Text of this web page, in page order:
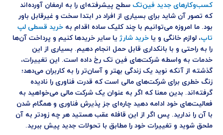
کسب‌وکارهای جدید فین‌تک سطح پیشرفته‌ای را به ارمغان آورده‌اند
که تصور آن شاید برای بسیاری از افراد در ابتدا سخت و غیرقابل باور
بود. ما امروزه می‌توانیم با چند کلیک ساده اقدام بهخرید قسطی لپ
تاپ، لوازم خانگی و یاخرید شارژ یا سایر خریدها کنیم و پرداخت آن‌ها
را به راحتی و با بانکداری قابل حمل انجام دهیم. بسیاری از این
خدمات به واسطه شرکت‌های فین تک رخ داده است. این تغییرات،
گذشته از آنکه نوید یک زندگی بهتر و آسان‌تر را به کاربران می‌دهد؛
زنگ خطری برای شرکت‌های مالی است که قدرت فناوری را نادیده
گرفته‌اند. بدین معنا که اگر به عنوان یک شرکت مالی می‌خواهید به
فعالیت‌های خود ادامه دهید چاره‌ای جز پذیرش فناوری و همگام شدن
با آن را ندارید. پس اگر از این قافله عقب هستید هر چه زودتر به آن
ملحق شوید و تغییرات خود را مطابق با تحولات جدید پیش ببرید.